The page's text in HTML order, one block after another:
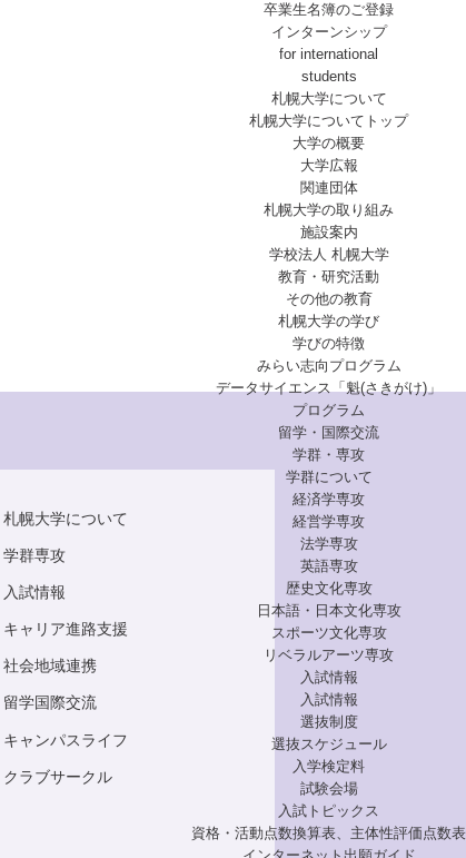
卒業生名簿のご登録
インターンシップ
for international
students
札幌大学について
札幌大学についてトップ
大学の概要
大学広報
関連団体
札幌大学の取り組み
施設案内
学校法人 札幌大学
教育・研究活動
その他の教育
札幌大学の学び
学びの特徴
みらい志向プログラム
データサイエンス「魁(さきがけ)」
プログラム
留学・国際交流
学群・専攻
学群について
経済学専攻
経営学専攻
法学専攻
英語専攻
歴史文化専攻
日本語・日本文化専攻
スポーツ文化専攻
リベラルアーツ専攻
入試情報
入試情報
選抜制度
選抜スケジュール
入学検定料
試験会場
入試トピックス
資格・活動点数換算表、主体性評価点数表
札幌大学について
学群専攻
入試情報
キャリア進路支援
社会地域連携
留学国際交流
キャンパスライフ
クラブサークル